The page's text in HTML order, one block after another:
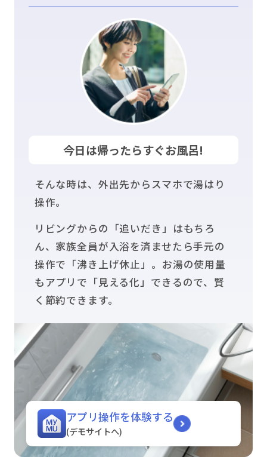
今日は帰ったらすぐお風呂!
そんな時は、外出先からスマホで湯はり
操作。
リビングからの「追いだき」はもちろ
ん、家族全員が入浴を済ませたら手元の
操作で「沸き上げ休止」。お湯の使用量
もアプリで「見える化」できるので、賢
く節約できます。
アプリ操作を体験する
(デモサイトへ)